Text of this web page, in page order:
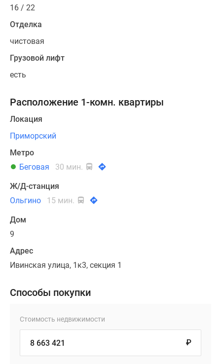
16 / 22
Отделка
чистовая
Грузовой лифт
есть
Расположение 1-комн. квартиры
Локация
Приморский
Метро
Беговая
30 мин.
Ж/Д-станция
Ольгино
15 мин.
Дом
9
Адрес
Ивинская улица, 1к3, секция 1
Способы покупки
Стоимость недвижимости
₽